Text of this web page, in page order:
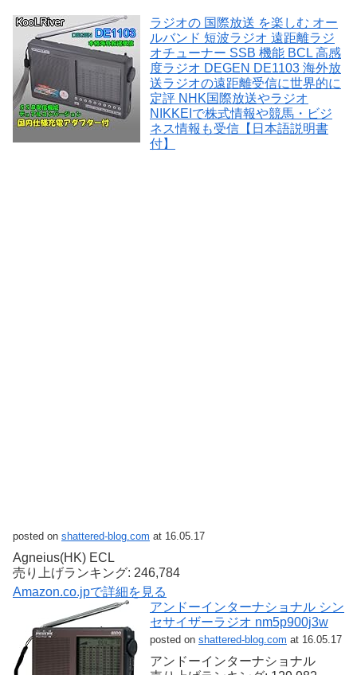
ラジオの 国際放送 を楽しむ オー
ルバンド 短波ラジオ 遠距離ラジ
オチューナー SSB 機能 BCL 高感
度ラジオ DEGEN DE1103 海外放
送ラジオの遠距離受信に世界的に
定評 NHK国際放送やラジオ
NIKKEIで株式情報や競馬・ビジ
ネス情報も受信【日本語説明書
付】
posted on shattered-blog.com at 16.05.17
Agneius(HK) ECL
売り上げランキング: 246,784
Amazon.co.jpで詳細を見る
アンドーインターナショナル シン
セサイザーラジオ nm5p900j3w
posted on shattered-blog.com at 16.05.17
アンドーインターナショナル